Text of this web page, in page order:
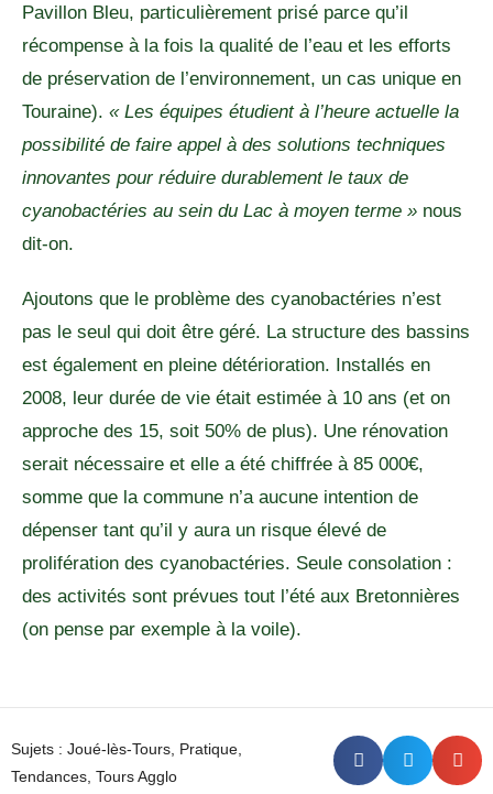
Pavillon Bleu, particulièrement prisé parce qu’il
récompense à la fois la qualité de l’eau et les efforts
de préservation de l’environnement, un cas unique en
Touraine). « Les équipes étudient à l’heure actuelle la
possibilité de faire appel à des solutions techniques
innovantes pour réduire durablement le taux de
cyanobactéries au sein du Lac à moyen terme » nous
dit-on.
Ajoutons que le problème des cyanobactéries n’est
pas le seul qui doit être géré. La structure des bassins
est également en pleine détérioration. Installés en
2008, leur durée de vie était estimée à 10 ans (et on
approche des 15, soit 50% de plus). Une rénovation
serait nécessaire et elle a été chiffrée à 85 000€,
somme que la commune n’a aucune intention de
dépenser tant qu’il y aura un risque élevé de
prolifération des cyanobactéries. Seule consolation :
des activités sont prévues tout l’été aux Bretonnières
(on pense par exemple à la voile).
Sujets : Joué-lès-Tours Pratique
Tendances Tours Agglo